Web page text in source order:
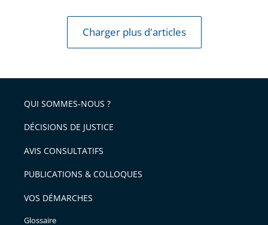
Charger plus d'articles
QUI SOMMES-NOUS ?
DÉCISIONS DE JUSTICE
AVIS CONSULTATIFS
PUBLICATIONS & COLLOQUES
VOS DÉMARCHES
Glossaire